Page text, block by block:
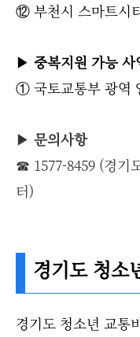
⑫ 부천시 스마트시
▶ 중복지원 가능 사
① 국토교통부 광역
▶ 문의사항
☎ 1577-8459 (경기
터)
경기도 청소
경기도 청소년 교통